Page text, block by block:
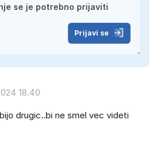
Prijavi se
18.40
drugic..bi ne smel vec videti